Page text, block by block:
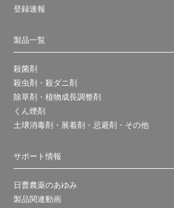
登録速報
製品一覧
殺菌剤
殺虫剤・殺ダニ剤
除草剤・植物成長調整剤
くん煙剤
土壌消毒剤・展着剤・忌避剤・その他
サポート情報
日曹農薬のあゆみ
製品関連動画